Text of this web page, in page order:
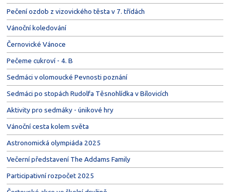
Pečení ozdob z vizovického těsta v 7. třídách
Vánoční koledování
Černovické Vánoce
Pečeme cukroví - 4. B
Sedmáci v olomoucké Pevnosti poznání
Sedmáci po stopách Rudolfa Těsnohlídka v Bílovicích
Aktivity pro sedmáky - únikové hry
Vánoční cesta kolem světa
Astronomická olympiáda 2025
Večerní představení The Addams Family
Participativní rozpočet 2025